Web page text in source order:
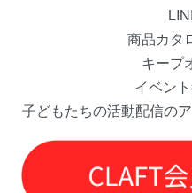
商品カタ
キープ
イベン
子どもたちの活動配信の